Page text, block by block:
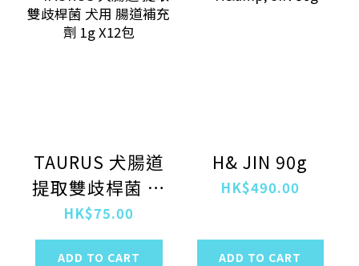
TAURUS 犬腸道
提取雙歧桿菌 犬
用 腸道補充劑
1g X12包
HK$75.00
ADD TO CART
H& JIN 90g
HK$490.00
ADD TO CART